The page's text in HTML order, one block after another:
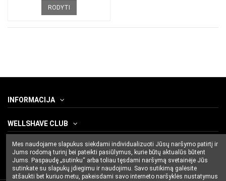
RODYTI
INFORMACIJA
WELLSHAVE CLUB
SUSISIEKITE SU MUMIS
Mes naudojame slapukus siekdami individualizuoti Jūsų naršymo patirtį ir
Jums rodomą turinį bei pateikti pasiūlymus, kurie būtų aktualūs būtent
Jums. Paspaudę „sutinku“ arba toliau tęsdami naršymą svetainėje Jūs
sutinkate su slapukų įdiegimu ir naudojimu. Savo sutikimą galėsite
atšaukti bet kuriuo metu, pakeisdami savo interneto naršyklės nustatymus